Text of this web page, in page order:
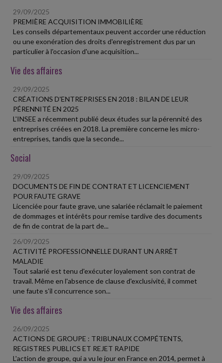
29/09/2025
PREMIÈRE ACQUISITION IMMOBILIÈRE
Les conseils départementaux peuvent accorder une réduction
ou une exonération des droits d'enregistrement dus par un
particulier à l'occasion d'une acquisition...
Vie des affaires
29/09/2025
CRÉATIONS D'ENTREPRISES EN 2018 : BILAN DE LEUR
PÉRENNITÉ EN 2025
L'INSEE a récemment publié deux études sur la pérennité des
entreprises créées en 2018. La première concerne les micro-
entreprises, tandis que la seconde...
Social
29/09/2025
DOCUMENTS DE FIN DE CONTRAT ET LICENCIEMENT
POUR FAUTE GRAVE
Licenciée pour faute grave, une salariée réclamait le paiement
de dommages et intérêts pour remise tardive des documents
de fin de contrat de la part de...
26/09/2025
ACTIVITÉ PROFESSIONNELLE DURANT UN ARRÊT
MALADIE
Tout salarié est tenu d'exécuter loyalement son contrat de
travail. Même en l'absence de clause d'exclusivité, il commet
une faute s'il concurrence son...
Vie des affaires
26/09/2025
ACTIONS DE GROUPE : TRIBUNAUX COMPÉTENTS,
REGISTRES PUBLICS ET REJET RAPIDE
L'action de groupe, qui a vu le jour en France en 2014, permet à